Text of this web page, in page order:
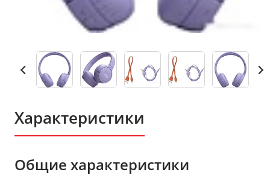
Характеристики
Общие характеристики